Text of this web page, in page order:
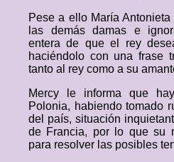
Pese a ello María
las demás damas e
entera de que el rey
haciéndolo con una frase
tanto al rey como a su
Mercy le informa que
Polonia, habiendo tomado
del país, situación
de Francia, por lo que su
para resolver las posibles